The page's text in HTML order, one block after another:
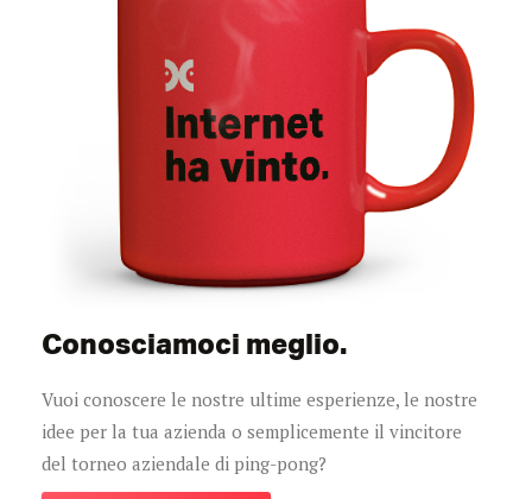
Conosciamoci meglio.
Vuoi conoscere le nostre ultime esperienze, le nostre
idee per la tua azienda o semplicemente il vincitore
del torneo aziendale di ping-pong?